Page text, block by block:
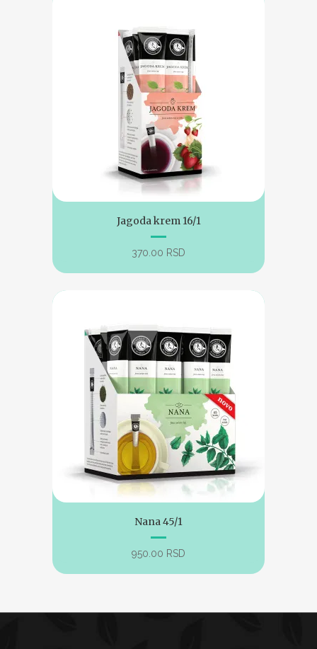
Jagoda krem 16/1
370.00 RSD
Nana 45/1
950.00 RSD